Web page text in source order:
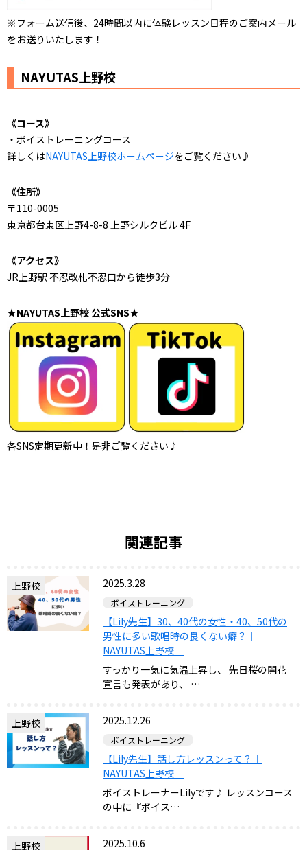
※フォーム送信後、24時間以内に体験レッスン日程のご案内メール
をお送りいたします！
NAYUTAS上野校
《コース》
・ボイストレーニングコース
詳しくはNAYUTAS上野校ホームページをご覧ください♪
《住所》
〒110-0005
東京都台東区上野4-8-8 上野シルクビル 4F
《アクセス》
JR上野駅 不忍改札不忍口から徒歩3分
★NAYUTAS上野校 公式SNS★
各SNS定期更新中！是非ご覧ください♪
関連記事
上野校 2025.3.28
ボイストレーニング
【Lily先生】30、40代の女性・40、50代の
男性に多い歌唱時の良くない癖？｜
NAYUTAS上野校
すっかり一気に気温上昇し、 先日桜の開花
宣言も発表があり、 …
上野校 2025.12.26
ボイストレーニング
【Lily先生】話し方レッスンって？｜
NAYUTAS上野校
ボイストレーナーLilyです♪ レッスンコース
の中に『ボイス…
上野校 2025.10.6